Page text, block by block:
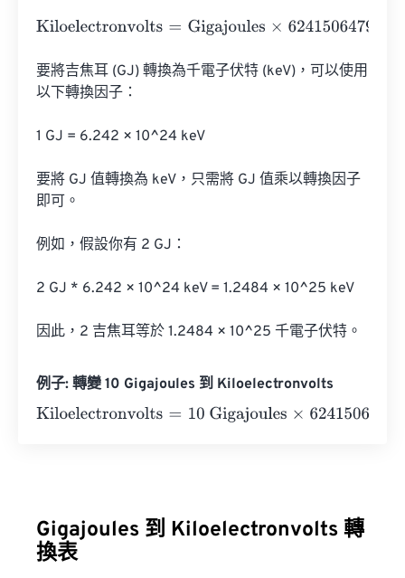
Kiloelectronvolts=Gigajoules×624150647996418.3
要將吉焦耳 (GJ) 轉換為千電子伏特 (keV)，可以使用
以下轉換因子：
1 GJ = 6.242 × 10^24 keV
要將 GJ 值轉換為 keV，只需將 GJ 值乘以轉換因子
即可。
例如，假設你有 2 GJ：
2 GJ * 6.242 × 10^24 keV = 1.2484 × 10^25 keV
因此，2 吉焦耳等於 1.2484 × 10^25 千電子伏特。
例子: 轉變 10 Gigajoules 到 Kiloelectronvolts
Kiloelectronvolts=10 Gigajoules×624150647996418.3
Gigajoules 到 Kiloelectronvolts 轉
換表